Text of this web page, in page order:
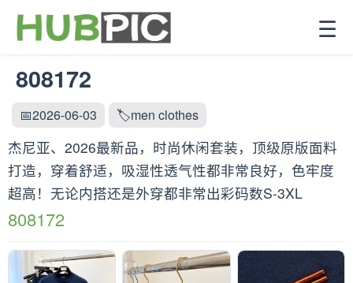
☰
808172
📅2026-06-03 🏷️men clothes
杰尼亚、2026最新品，时尚休闲套装，顶级原版面料
打造，穿着舒适，吸湿性透气性都非常良好，色牢度
超高！无论内搭还是外穿都非常出彩码数S-3XL
808172